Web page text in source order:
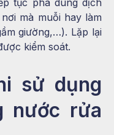
mà muỗi hay làm
giường,…). Lặp lại
kiểm soát.
sử dụng
nước rửa